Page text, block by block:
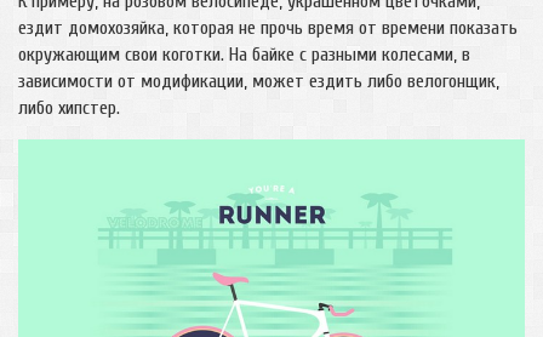
ездит домохозяйка, которая не прочь время от времени показать
окружающим свои коготки. На байке с разными колесами, в
зависимости от модификации, может ездить либо велогонщик,
либо хипстер.